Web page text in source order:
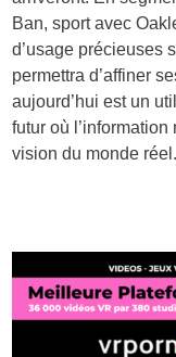
Ban, sport avec
d’usage précieuses
permettra d’affiner
aujourd’hui est un
futur où
vision du monde réel.